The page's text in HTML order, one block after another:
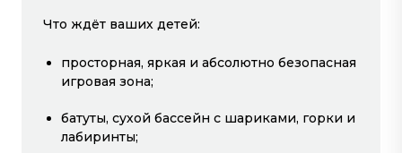
Развлечения
Что ждёт ваших детей:
просторная, яркая и абсолютно безопасная
игровая зона;
батуты, сухой бассейн с шариками, горки и
лабиринты;